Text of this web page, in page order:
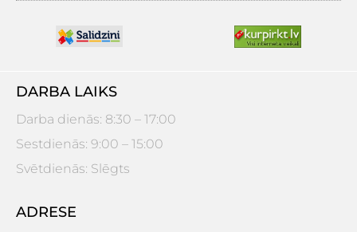
DARBA LAIKS
Darba dienās: 8:30 – 17:00
Sestdienās: 9:00 – 15:00
Svētdienās: Slēgts
ADRESE